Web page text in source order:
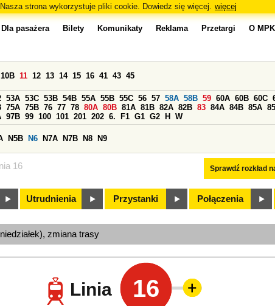
Nasza strona wykorzystuje pliki cookie. Dowiedz się więcej. więcej
16
Dla pasażera Bilety Komunikaty Reklama Przetargi O MPK
Sprawdź rozkład
10B 11 12 13 14 15 16 41 43 45
53A 53C 53B 54B 55A 55B 55C 56 57 58A 58B 59 60A 60B 60C
75A 75B 76 77 78 80A 80B 81A 81B 82A 82B 83 84A 84B 85A
97B 99 100 101 201 202 6. F1 G1 G2 H W
N5B N6 N7A N7B N8 N9
Utrudnienia Przystanki Połączenia
zmiana trasy
Linia 16